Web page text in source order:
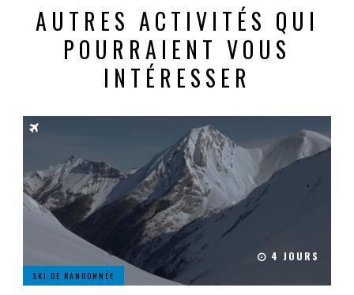
AUTRES ACTIVITÉS QUI
POURRAIENT VOUS
INTÉRESSER
4 JOURS
SKI DE RANDONNÉE